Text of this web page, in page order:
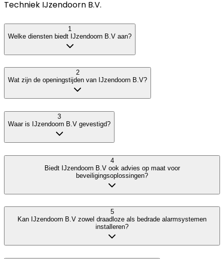
Techniek IJzendoorn B.V.
1
Welke diensten biedt IJzendoorn B.V aan?
2
Wat zijn de openingstijden van IJzendoorn B.V?
3
Waar is IJzendoorn B.V gevestigd?
4
Biedt IJzendoorn B.V ook advies op maat voor
beveiligingsoplossingen?
5
Kan IJzendoorn B.V zowel draadloze als bedrade alarmsystemen
installeren?